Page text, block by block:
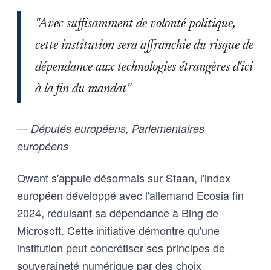
"Avec suffisamment de volonté politique,
cette institution sera affranchie du risque de
dépendance aux technologies étrangères d'ici
à la fin du mandat"
— Députés européens, Parlementaires
européens
Qwant s'appuie désormais sur Staan, l'index
européen développé avec l'allemand Ecosia fin
2024, réduisant sa dépendance à Bing de
Microsoft. Cette initiative démontre qu'une
institution peut concrétiser ses principes de
souveraineté numérique par des choix